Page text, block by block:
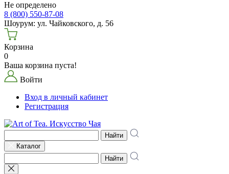
Не определено
8 (800) 550-87-08
Шоурум: ул. Чайковского, д. 56
Корзина
0
Ваша корзина пуста!
Войти
Вход в личный кабинет
Регистрация
Найти
Каталог
Найти